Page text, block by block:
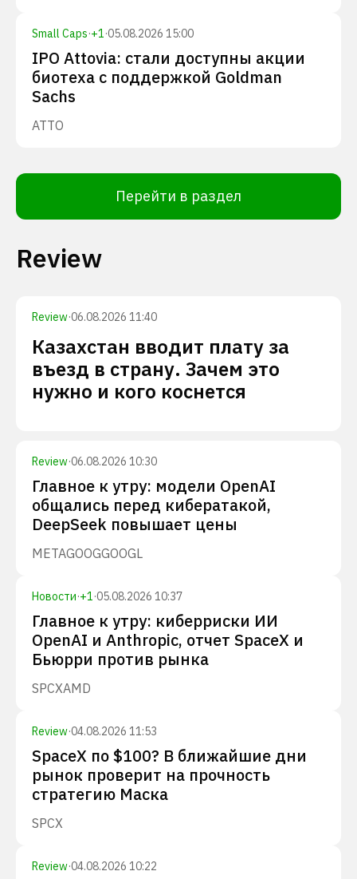
Small Caps·+1·05.08.2026 15:00
IPO Attovia: стали доступны акции
биотеха с поддержкой Goldman
Sachs
ATTO
Перейти в раздел
Review
Review·06.08.2026 11:40
Казахстан вводит плату за
въезд в страну. Зачем это
нужно и кого коснется
Review·06.08.2026 10:30
Главное к утру: модели OpenAI
общались перед кибератакой,
DeepSeek повышает цены
METAGOOGGOOGL
Новости·+1·05.08.2026 10:37
Главное к утру: киберриски ИИ
OpenAI и Anthropic, отчет SpaceX и
Бьюрри против рынка
SPCXAMD
Review·04.08.2026 11:53
SpaceX по $100? В ближайшие дни
рынок проверит на прочность
стратегию Маска
SPCX
Review·04.08.2026 10:22